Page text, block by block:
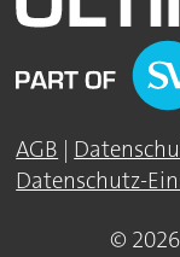
AGB |
Datenschutz-
©